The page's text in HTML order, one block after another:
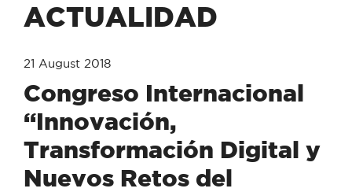
ACTUALIDAD
21 August 2018
Congreso Internacional
“Innovación,
Transformación Digital y
Nuevos Retos del